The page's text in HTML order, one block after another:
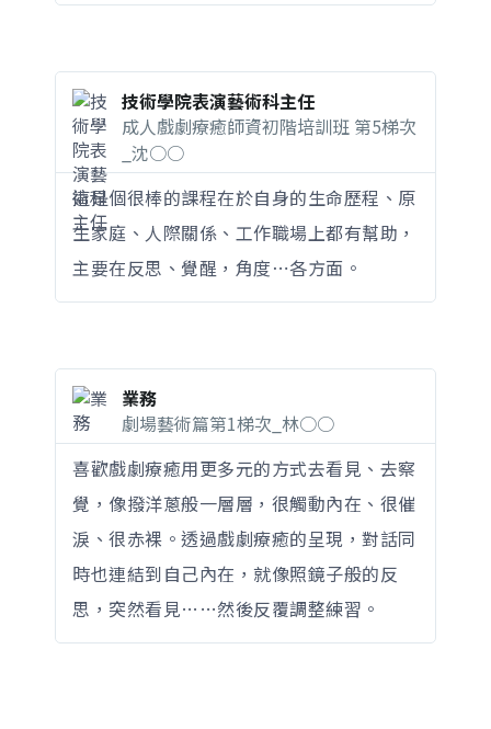
技術學院表演藝術科主任
成人戲劇療癒師資初階培訓班 第5梯次
_沈○○
這是個很棒的課程在於自身的生命歷程、原
生家庭、人際關係、工作職場上都有幫助，
主要在反思、覺醒，角度⋯各方面。
業務
劇場藝術篇第1梯次_林○○
喜歡戲劇療癒用更多元的方式去看見、去察
覺，像撥洋蔥般一層層，很觸動內在、很催
淚、很赤裸。透過戲劇療癒的呈現，對話同
時也連結到自己內在，就像照鏡子般的反
思，突然看見……然後反覆調整練習。